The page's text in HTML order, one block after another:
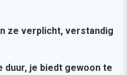
ze verplicht, verstandig
duur, je biedt gewoon te